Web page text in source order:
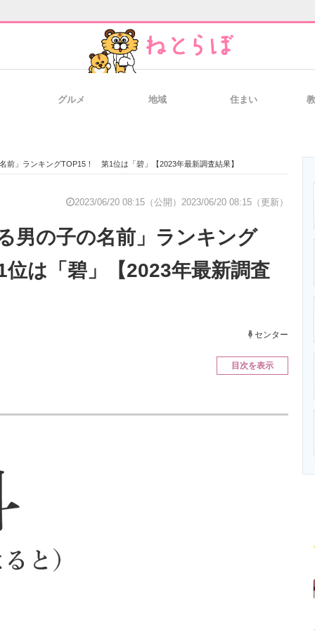
経営リーダー
IT製品の技術・比較・事例 製造業のIT導入
エネルギーの
グルメ 地域 住まい
前」ランキングTOP15！ 第1位は「碧」【2023年最新調査結果】
2023/06/20 08:15（公開） 2023/06/20 08:15（更新）
男の子の名前」ランキング
は「碧」【2023年最新調査
センター
目次を表示